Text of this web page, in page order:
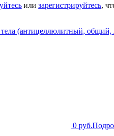
или зарегистрируйтесь,
(антицеллюлитный,
0 руб.